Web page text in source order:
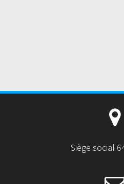
Siège social